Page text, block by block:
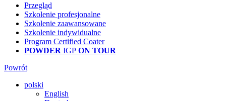
Przegląd
Szkolenie profesjonalne
Szkolenie zaawansowane
Szkolenie indywidualne
Program Certified Coater
POWDER IGP ON TOUR
Powrót
polski
English